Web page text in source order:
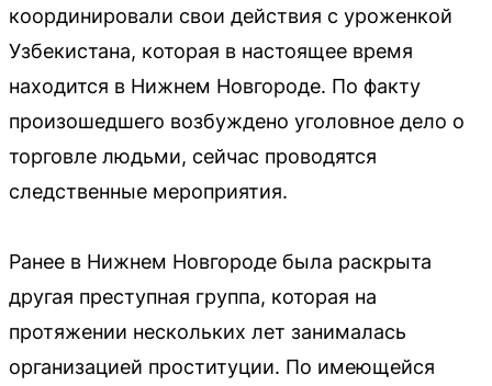
координировали свои действия с уроженкой
Узбекистана, которая в настоящее время
находится в Нижнем Новгороде. По факту
произошедшего возбуждено уголовное дело о
торговле людьми, сейчас проводятся
следственные мероприятия.
Ранее в Нижнем Новгороде была раскрыта
другая преступная группа, которая на
протяжении нескольких лет занималась
организацией проституции. По имеющейся